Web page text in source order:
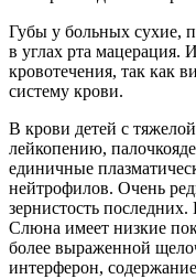
Губы у больных сухие,
в углах рта мацерация.
кровотечения, так как
систему крови.
В крови детей с
лейкопению,
единичные
нейтрофилов. Очень
зернистость
Слюна имеет низкие
более выраженной
интерферон,